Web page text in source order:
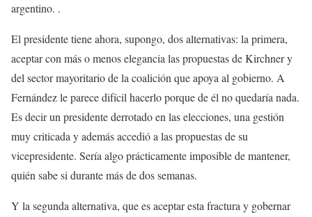
argentino. .
El presidente tiene ahora, supongo, dos alternativas: la primera,
aceptar con más o menos elegancia las propuestas de Kirchner y
del sector mayoritario de la coalición que apoya al gobierno. A
Fernández le parece difícil hacerlo porque de él no quedaría nada.
Es decir un presidente derrotado en las elecciones, una gestión
muy criticada y además accedió a las propuestas de su
vicepresidente. Sería algo prácticamente imposible de mantener,
quién sabe si durante más de dos semanas.
Y la segunda alternativa, que es aceptar esta fractura y gobernar